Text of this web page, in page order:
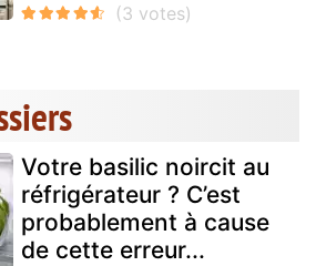
Votre basilic noircit au
réfrigérateur ? C’est
probablement à cause
de cette erreur...